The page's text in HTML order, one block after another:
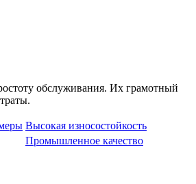
обслуживания. Их грамотный
Высокая износостойкость
Промышленное качество